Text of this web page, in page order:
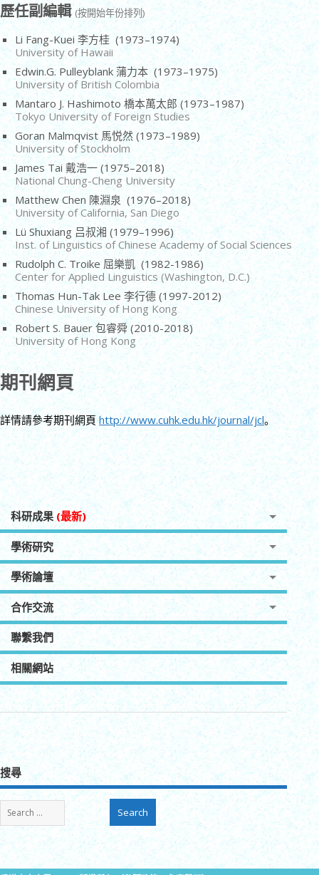
歷任副編輯(按開始年份排列)
Li Fang-Kuei 李方桂 (1973–1974)
University of Hawaii
Edwin.G. Pulleyblank 蒲力本 (1973–1975)
University of British Colombia
Mantaro J. Hashimoto 橋本萬太郎 (1973–1987)
Tokyo University of Foreign Studies
Goran Malmqvist 馬悦然 (1973–1989)
University of Stockholm
James Tai 戴浩一 (1975–2018)
National Chung-Cheng University
Matthew Chen 陳淵泉 (1976–2018)
University of California, San Diego
Lü Shuxiang 吕叔湘 (1979–1996)
Inst. of Linguistics of Chinese Academy of Social Sciences
Rudolph C. Troike 屈樂凱 (1982-1986)
Center for Applied Linguistics (Washington, D.C.)
Thomas Hun-Tak Lee 李行德 (1997-2012)
Chinese University of Hong Kong
Robert S. Bauer 包睿舜 (2010-2018)
University of Hong Kong
期刊網頁
詳情請參考期刊網頁 http://www.cuhk.edu.hk/journal/jcl。
科研成果 (最新)
學術研究
學術論壇
合作交流
聯繫我們
相關網站
搜尋